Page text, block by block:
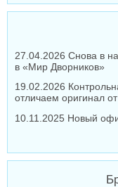
27.04.2026 Снова в
в «Мир Дворников»
19.02.2026
отличаем оригинал
10.11.2025 Новый